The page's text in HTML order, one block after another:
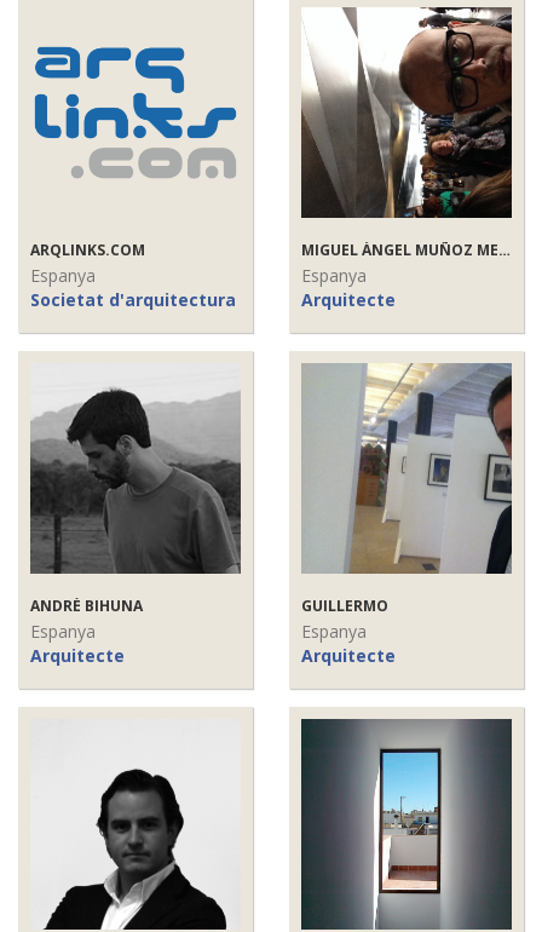
ARQLINKS.COM
Espanya
Societat d'arquitectura
MIGUEL ÁNGEL MUÑOZ MELERO
Espanya
Arquitecte
ANDRÉ BIHUNA
Espanya
Arquitecte
GUILLERMO
Espanya
Arquitecte